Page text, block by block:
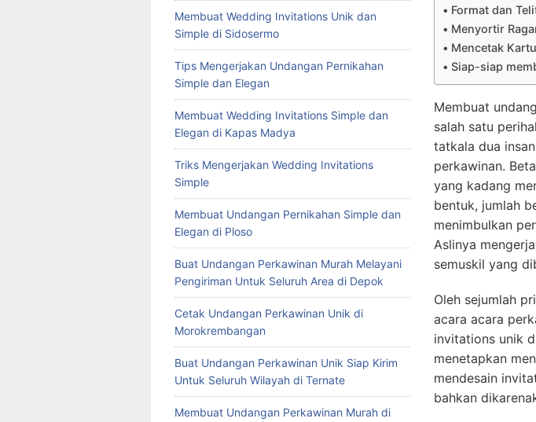
Format dan
Menyortir
Mencetak
Siap-siap
Membuat
salah satu
tatkala dua
perkawinan.
yang kadang
bentuk, jumlah
menimbulkan
Aslinya
semuskil yang
Oleh sejumlah
acara acara
invitations unik
menetapkan
mendesain
bahkan
Membuat Wedding Invitations Unik dan
Simple di Sidosermo
Tips Mengerjakan Undangan Pernikahan
Simple dan Elegan
Membuat Wedding Invitations Simple dan
Elegan di Kapas Madya
Triks Mengerjakan Wedding Invitations
Simple
Membuat Undangan Pernikahan Simple dan
Elegan di Ploso
Buat Undangan Perkawinan Murah Melayani
Pengiriman Untuk Seluruh Area di Depok
Cetak Undangan Perkawinan Unik di
Morokrembangan
Buat Undangan Perkawinan Unik Siap Kirim
Untuk Seluruh Wilayah di Ternate
Membuat Undangan Perkawinan Murah di